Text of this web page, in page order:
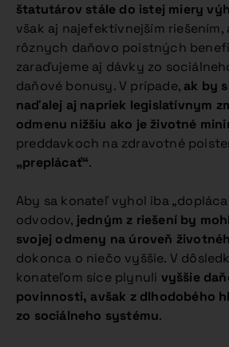
štatutárov stále do istej miery
však aj najefektívnejším riešením,
rôznych daňovo poistných
zaraďujeme aj dávky zo
daňové bonusy. V prípade, ak by
naďalej aj napriek legislatívnym
odmenu nižšiu ako je životné
preddavkoch na zdravotné
„preplácať“.
Aby sa konateľ vyhol iba
odvodov, jedným z riešení by
svojej odmeny na úroveň
dokonca o niečo vyššie. V
konateľom síce plynuli vyššie
povinnosti, avšak z dlhodobého
zo sociálneho systému.